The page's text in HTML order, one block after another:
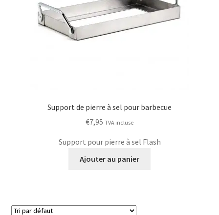
Support de pierre à sel pour barbecue
€7,95 TVA incluse
Support pour pierre à sel Flash
Ajouter au panier